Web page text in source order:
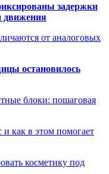
задержки
движения
от аналоговых
остановилось
блоки: пошаговая
и как в этом помогает
косметику под